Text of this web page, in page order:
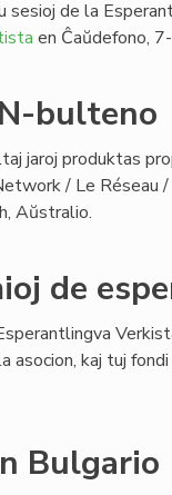
sesioj de la
en Ĉaŭdefono,
bulteno
jaroj produktas
/ Le Réseau /
Aŭstralio.
de
asocion, kaj tuj
Bulgario